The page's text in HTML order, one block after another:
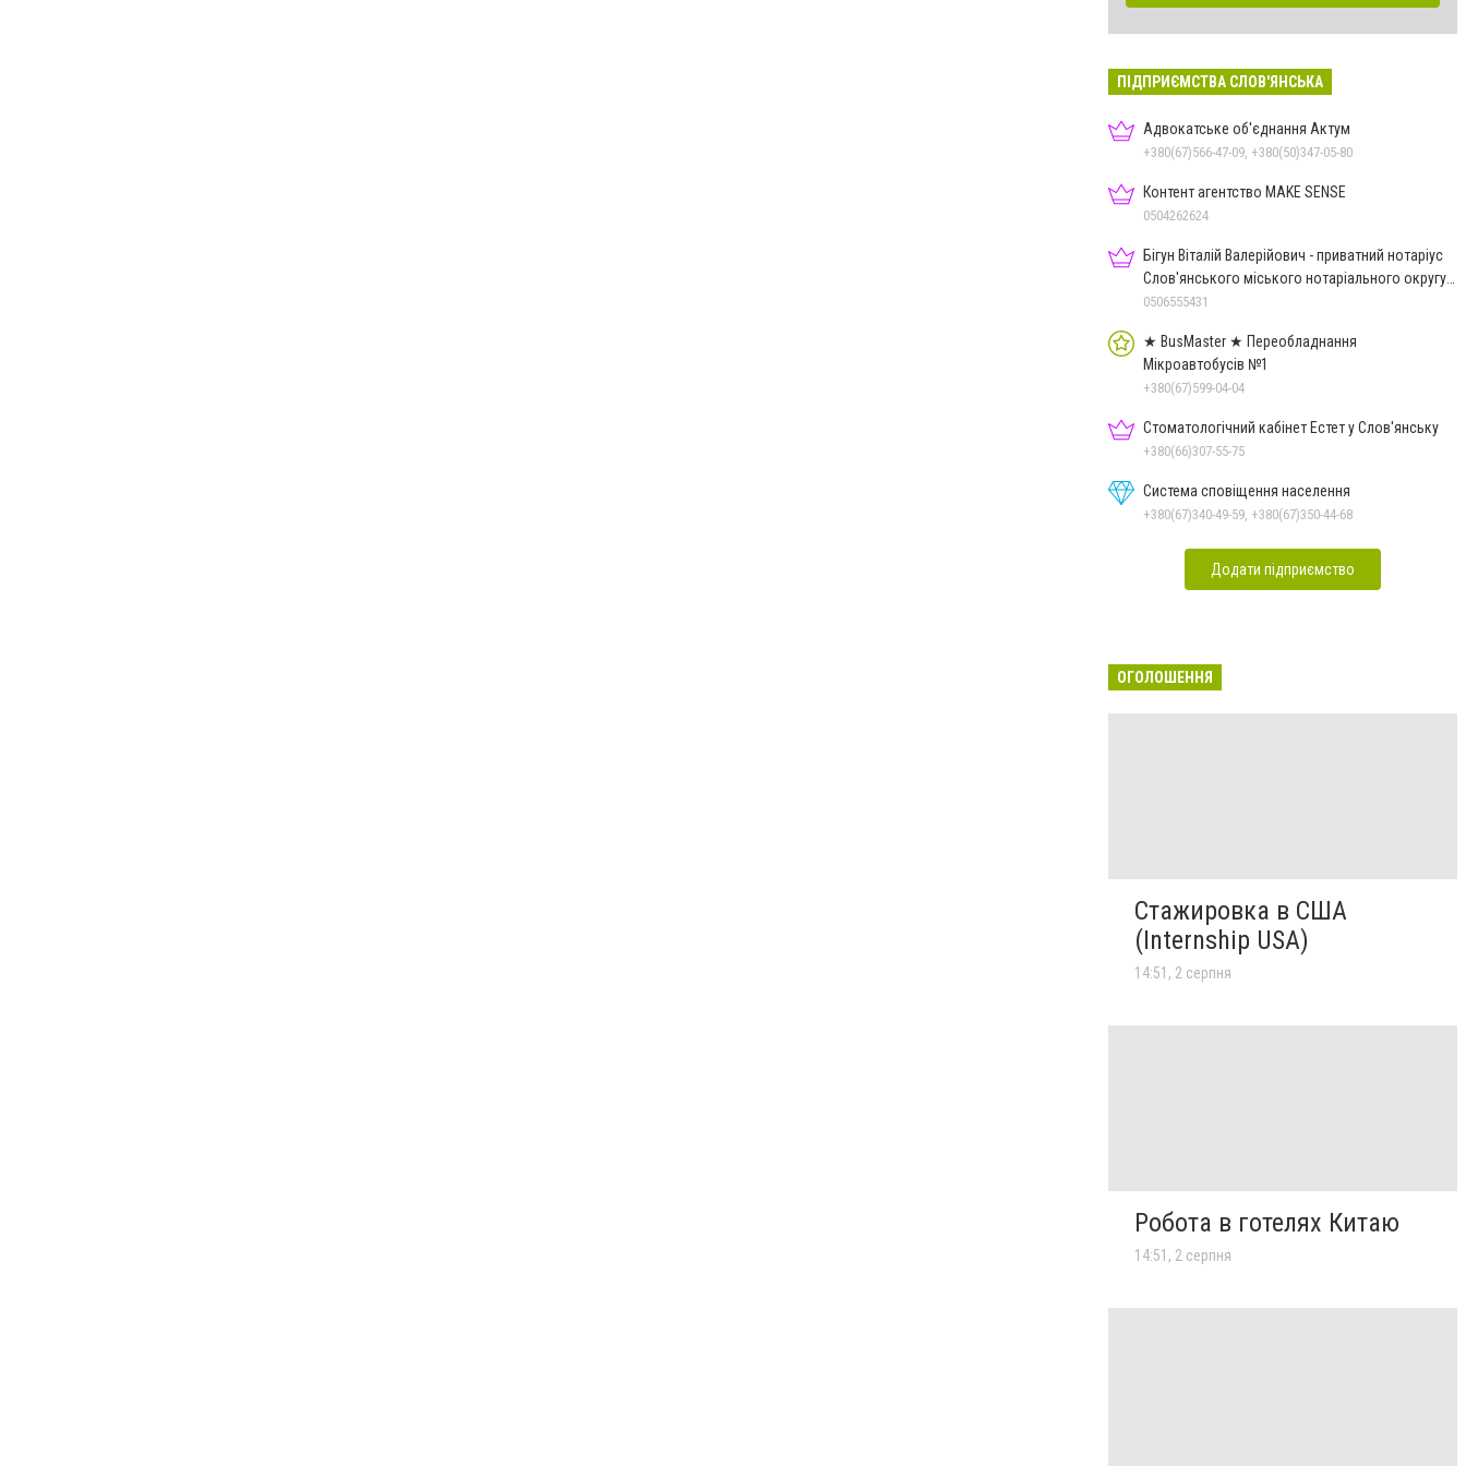
ПІДПРИЄМСТВА СЛОВ'ЯНСЬКА
Адвокатське об'єднання Актум
+380(67)566-47-09, +380(50)347-05-80
Контент агентство MAKE SENSE
0504262624
Бігун Віталій Валерійович - приватний нотаріус
Слов'янського міського нотаріального округу
Дон.обл.
0506555431
★ BusMaster ★ Переобладнання
Мікроавтобусів №1
+380(67)599-04-04
Стоматологічний кабінет Естет у Слов'янську
+380(66)307-55-75
Система сповіщення населення
+380(67)340-49-59, +380(67)350-44-68
Додати підприємство
ОГОЛОШЕННЯ
Стажировка в США
(Internship USA)
14:51, 2 серпня
Робота в готелях Китаю
14:51, 2 серпня